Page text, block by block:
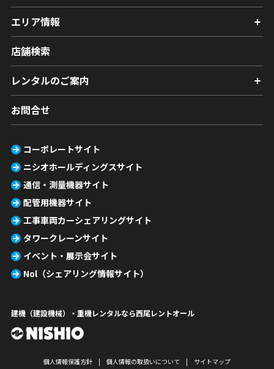
エリア情報
店舗検索
レンタルのご案内
お問合せ
コーポレートサイト
ニシオホールディングスサイト
通信・測量機器サイト
配管用機器サイト
工事車両カーシェアリングサイト
タワークレーンサイト
イベント・展示会サイト
Nol（シェアリング情報サイト）
建機（建設機械）・重機レンタルなら西尾レントオール
個人情報保護方針 個人情報の取扱いについて サイトマップ